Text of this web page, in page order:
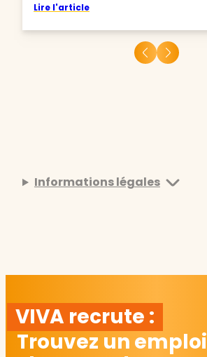
Lire l'article
Informations légales
VIVA recrute :
Trouvez un